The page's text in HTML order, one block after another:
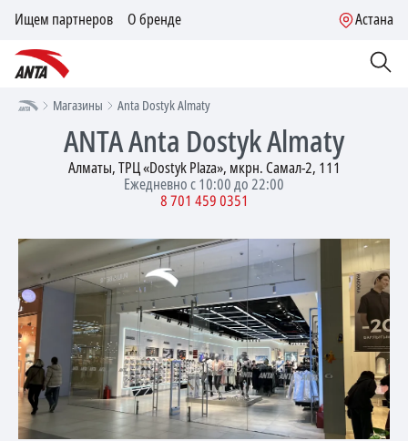
Ищем партнеров О бренде Астана
Магазины Anta Dostyk Almaty
ANTAAnta Dostyk Almaty
Алматы, ТРЦ «Dostyk Plaza», мкрн. Самал-2, 111
Ежедневно с 10:00 до 22:00
8 701 459 0351